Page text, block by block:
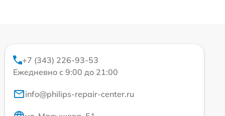
+7 (343) 226-93-53
Ежедневно с 9:00 до 21:00
info@philips-repair-center.ru